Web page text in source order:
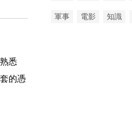
悉
的憑
軍事 電影 知識